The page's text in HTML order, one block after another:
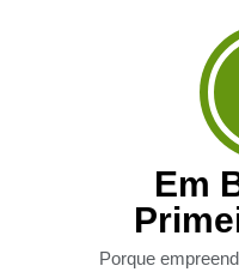
Em
Porque